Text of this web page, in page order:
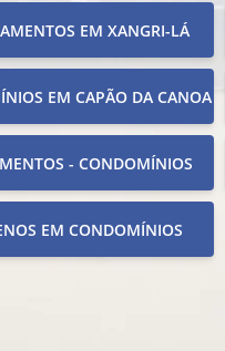
EM XANGRI-LÁ
EM CAPÃO DA CANOA
- CONDOMÍNIOS
EM CONDOMÍNIOS